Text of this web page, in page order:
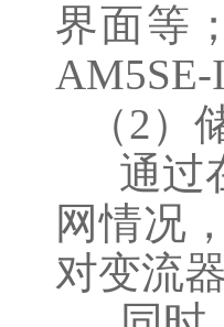
界面等
（2
通过
网情况
对变流